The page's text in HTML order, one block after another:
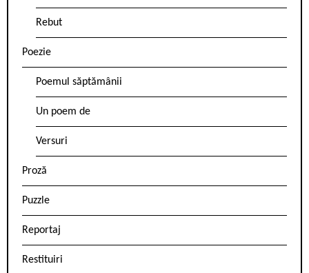
Rebut
Poezie
Poemul săptămânii
Un poem de
Versuri
Proză
Puzzle
Reportaj
Restituiri